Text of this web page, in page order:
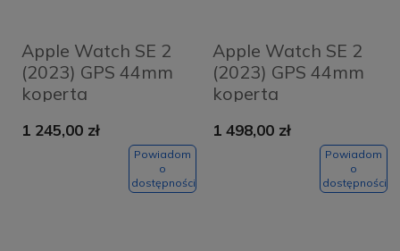
Apple Watch SE 2
(2023) GPS 44mm
koperta
pasek Storm Blue
Sport Band S/M
1 245,00 zł
Powiadom
o
dostępności
Apple Watch SE 2
(2023) GPS 44mm
koperta
pasek Winter Blue
1 498,00 zł
Powiadom
o
dostępności